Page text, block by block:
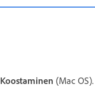
Koostaminen (Mac OS).